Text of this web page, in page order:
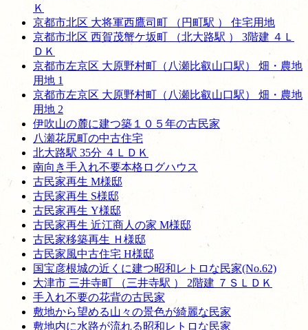
Ｋ
京都市北区 大将軍西鷹司町 （円町駅 ） 住宅用地
京都市北区 西賀茂蟹ケ坂町 （北大路駅 ） 3階建 ４Ｌ
ＤＫ
京都市左京区 大原野村町（八瀬比叡山口駅） 畑・農地
用地 1
京都市左京区 大原野村町（八瀬比叡山口駅） 畑・農地
用地 2
伊吹山の麓に建つ築１０５年の古民家
八瀬花尻町の中古住宅
北大路駅 35分 ４ＬＤＫ
南向き手入れ不要本格ログハウス
古民家再生 M様邸
古民家再生 S様邸
古民家再生 Y様邸
古民家再生 近江商人の家 M様邸
古民家移築再生 Ｈ様邸
古民家風中古住宅 H様邸
国宝彦根城の近くに建つ昭和レトロな民家(No.62)
大津市 三井寺町 （三井寺駅 ） 2階建 ７ＳＬＤＫ
手入れ不要の花背の古民家
敷地から望める山々の景色が綺麗な民家
敷地内に水路が流れる昭和レトロな民家